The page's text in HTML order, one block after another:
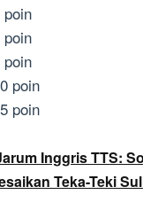
poin
poin
Inggris TTS:
Teka-Teki